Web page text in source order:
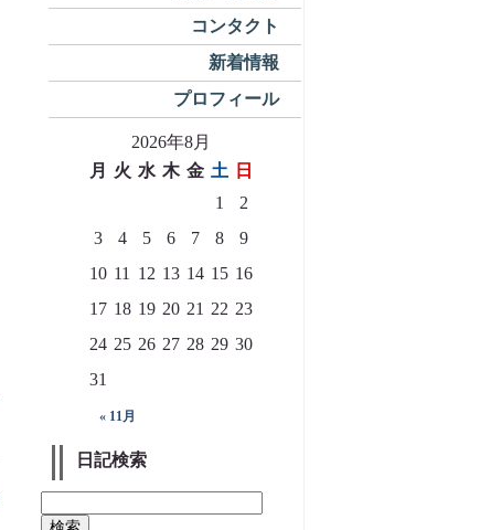
コンタクト
新着情報
プロフィール
2026年8月
月 火 水 木 金 土 日
« 11月
1
2
3
4 5 6 7 8
9
10 11 12 13 14 15 16
17 18 19 20 21 22 23
24 25 26 27 28 29 30
31
日記検索